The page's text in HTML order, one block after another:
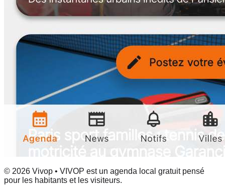
© 2026 Vivop • VIVOP est un agenda local gratuit pensé
pour les habitants et les visiteurs.